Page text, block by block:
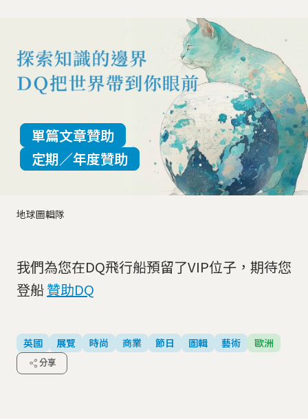
地球圖輯隊
單篇文章贊助
定期／年度贊助
我們為您在DQ飛行船預留了VIP位子，期待您
登船贊助DQ
英國 展覽 時尚 商業 節日 圖輯 藝術 歐洲
分享